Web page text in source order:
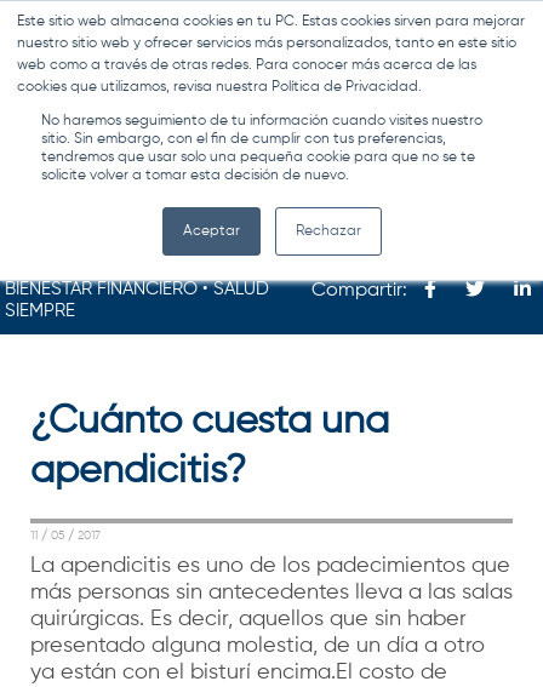
Este sitio web almacena cookies en tu PC. Estas cookies sirven para mejorar
nuestro sitio web y ofrecer servicios más personalizados, tanto en este sitio
web como a través de otras redes. Para conocer más acerca de las
cookies que utilizamos, revisa nuestra Política de Privacidad.
No haremos seguimiento de tu información cuando visites nuestro
sitio. Sin embargo, con el fin de cumplir con tus preferencias,
tendremos que usar solo una pequeña cookie para que no se te
solicite volver a tomar esta decisión de nuevo.
Aceptar Rechazar
MENÚ
BIENESTAR FINANCIERO • SALUD
SIEMPRE
Compartir:
¿Cuánto cuesta una
apendicitis?
11 / 05 / 2017
La apendicitis es uno de los padecimientos que
más personas sin antecedentes lleva a las salas
quirúrgicas. Es decir, aquellos que sin haber
presentado alguna molestia, de un día a otro
ya están con el bisturí encima.El costo de